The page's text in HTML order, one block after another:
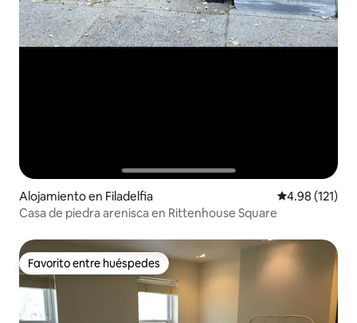
Alojamiento en Filadelfia Calificación
4.98 (121)
Casa de piedra arenisca en Rittenhouse Square
Favorito entre huéspedes
Favorito entre huéspedes